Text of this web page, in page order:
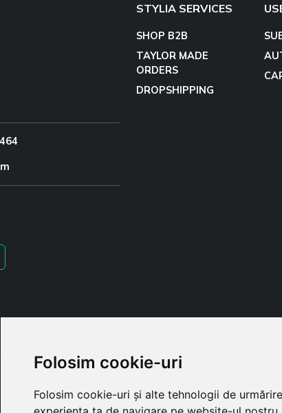
Folosim cookie-uri
Folosim cookie-uri și alte tehnologii de
STYLIA SERVICES
SHOP B2B
TAYLOR MADE
ORDERS
DROPSHIPPING